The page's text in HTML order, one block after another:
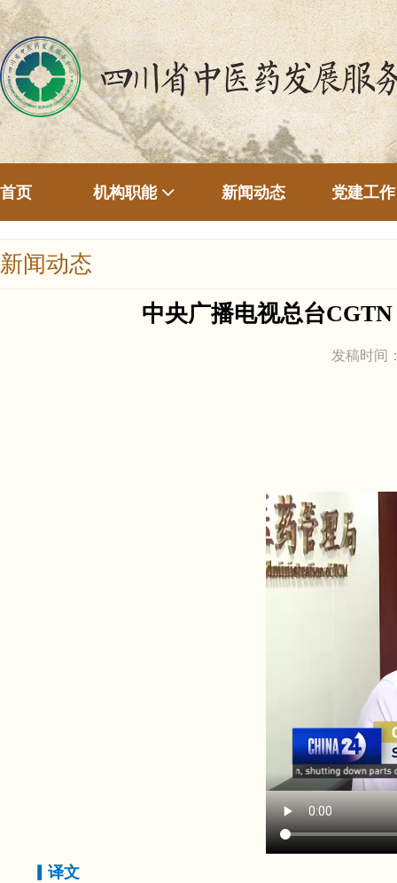
首页 机构职能 新闻动态 党建工作
新闻动态
中央广播电视总台
发稿时间
▎译文